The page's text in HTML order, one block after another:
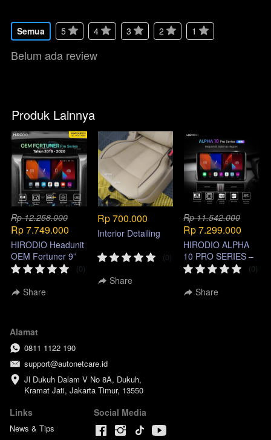
Semua 5 4 3 2 1
Belum ada review
Produk Lainnya
Rp 12.258.000
Rp 7.749.000
HIRODIO Headunit
OEM Fortuner 9”
Android |
(0)
Share
Rp 700.000
Interior Detailing
(0)
Share
Rp 11.542.000
Rp 7.299.000
HIRODIO ALPHA
10 PRO SERIES –
Headunit Android 2
(0)
Share
Alamat
0811 1122 190
support@autonetcare.id
Jl Dukuh Dalam V No 8A, Dukuh,
Kramat Jati, Jakarta Timur, 13550
Links
News & Tips
Social Media
Bekasi
Jakarta
Informasi & Reservasi